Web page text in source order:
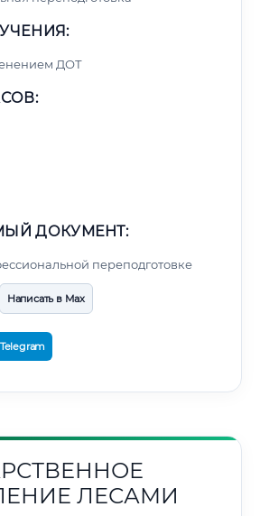
ДОТ
ДОКУМЕНТ:
переподготовке
Написать в Max
ЛЕСАМИ